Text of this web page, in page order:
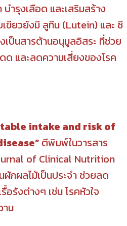
ำรุงเลือด และเสริมสร้าง
ขียวยังมี ลูทีน (Lutein) และ ซี
ป็นสารต้านอนุมูลอิสระ ที่ช่วย
และลดความเสี่ยงของโรค
intake and risk of
ตีพิมพ์ในวารสาร
of Clinical Nutrition
กผลไม้เป็นประจำ ช่วยลด
อรังต่างๆ เช่น โรคหัวใจ
าน